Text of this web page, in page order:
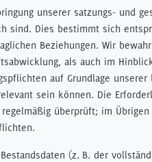
unserer satzungs- und
sind. Dies bestimmt sich
Beziehungen. Wir
als auch im
auf Grundlage unserer
sein können. Die
überprüft; im
Bestandsdaten (z. B. der